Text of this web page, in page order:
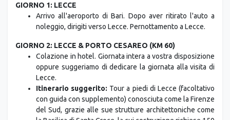
GIORNO 1: LECCE
Arrivo all'aeroporto di Bari. Dopo aver ritirato l'auto a
noleggio, dirigiti verso Lecce. Pernottamento a Lecce.
GIORNO 2: LECCE & PORTO CESAREO (KM 60)
Colazione in hotel. Giornata intera a vostra disposizione
oppure suggeriamo di dedicare la giornata alla visita di
Lecce.
Itinerario suggerito: Tour a piedi di Lecce (facoltativo
con guida con supplemento) conosciuta come la Firenze
del Sud, grazie alle sue strutture architettoniche come